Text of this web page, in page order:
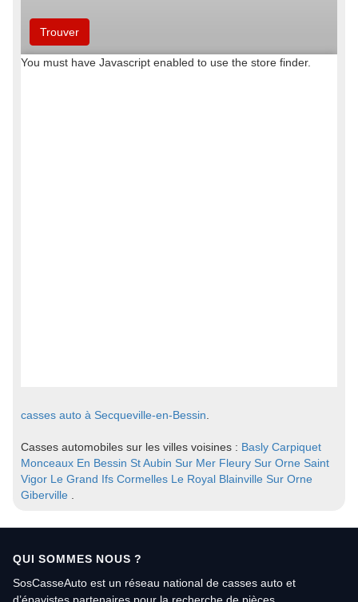
casses auto à Secqueville-en-Bessin
Casses automobiles sur les villes voisines : Basly Carpiquet
Monceaux En Bessin St Aubin Sur Mer Fleury Sur Orne Saint
Vigor Le Grand Ifs Cormelles Le Royal Blainville Sur Orne
Giberville
QUI SOMMES NOUS ?
SosCasseAuto est un réseau national de casses auto et